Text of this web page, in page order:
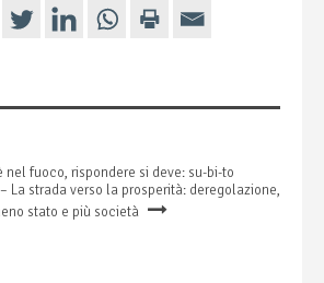
nel fuoco, rispondere si deve: su-bi-to
La strada verso la prosperità: deregolazione,
stato e più società